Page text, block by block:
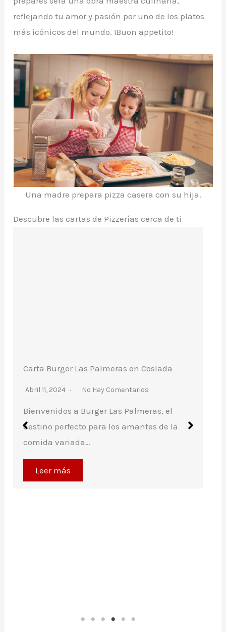
reflejando tu amor y pasión por uno de los platos
más icónicos del mundo. ¡Buon appetito!
Una madre prepara pizza casera con su hija.
Descubre las cartas de Pizzerías cerca de ti
Carta pizzería I Cumpari en Bargas
Abril 2, 2024 No Hay Comentarios
Sumérgete en la Carta de Pizzería I
Cumpari en Bargas, un destino culinario
que promete…
Leer más